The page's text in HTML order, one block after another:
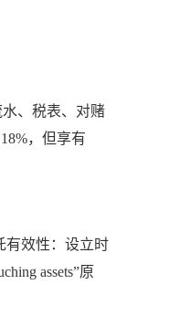
、税表、对赌
，但享有
有效性：设立时
assets”原